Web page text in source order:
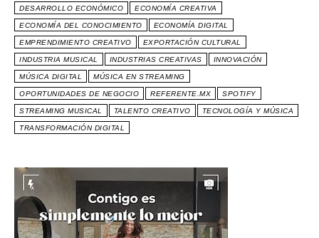
DESARROLLO ECONÓMICO ECONOMÍA CREATIVA
ECONOMÍA DEL CONOCIMIENTO ECONOMÍA DIGITAL
EMPRENDIMIENTO CREATIVO EXPORTACIÓN CULTURAL
INDUSTRIA MUSICAL INDUSTRIAS CREATIVAS INNOVACIÓN
MÚSICA DIGITAL MÚSICA EN STREAMING
OPORTUNIDADES DE NEGOCIO REFERENTE.MX SPOTIFY
STREAMING MUSICAL TALENTO CREATIVO TECNOLOGÍA Y MÚSICA
TRANSFORMACIÓN DIGITAL